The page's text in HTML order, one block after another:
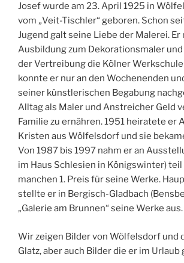
Josef wurde am 23. April 1925 in
vom „Veit-Tischler“ geboren. Schon
Jugend galt seine Liebe der Malerei. Er
Ausbildung zum Dekorationsmaler
der Vertreibung die Kölner
konnte er nur an den Wochenenden
seiner künstlerischen Begabung
Alltag als Maler und Anstreicher Geld
Familie zu ernähren. 1951 heiratete er
Kristen aus Wölfelsdorf und sie
Von 1987 bis 1997 nahm er an
im Haus Schlesien in Königswinter) teil
manchen 1. Preis für seine Werke.
stellte er in Bergisch-Gladbach
„Galerie am Brunnen“ seine Werke aus.
Wir zeigen Bilder von Wölfelsdorf und
Glatz, aber auch Bilder die er im Urlaub